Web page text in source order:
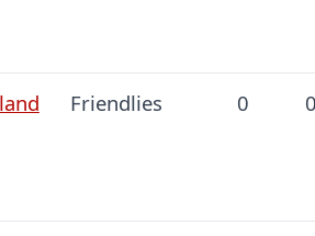
Friendlies 0